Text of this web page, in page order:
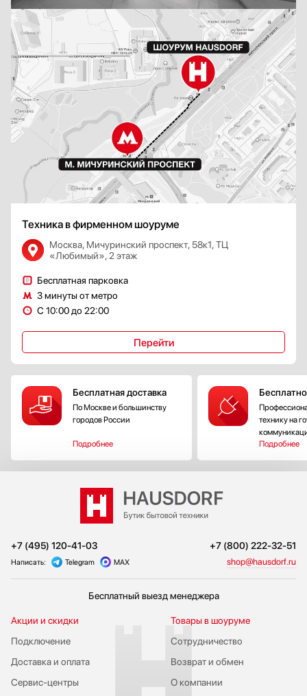
Техника в фирменном шоуруме
Москва, Мичуринский проспект, 58к1, ТЦ
«Любимый», 2 этаж
Бесплатная парковка
3 минуты от метро
С 10:00 до 22:00
Перейти
Бесплатная доставка
По Москве и большинству
городов России
Подробнее
технику на
Подробнее
+7 (495) 120-41-03 +7 (800) 222-32-51
Написать: Telegram MAX shop@hausdorf.ru
Бесплатный выезд менеджера
Акции и скидки
Подключение
Сервис-центры
Доставка и оплата
Сотрудничество
Возврат и обмен
Товары в шоуруме
О компании